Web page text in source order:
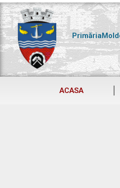
Skip
to
content
ACASA